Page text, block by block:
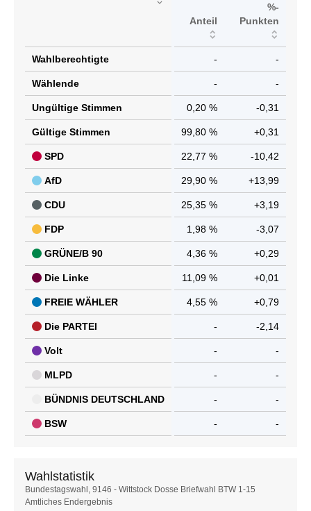
Anteil
%-
Punkten
Wahlberechtigte - -
Wählende - -
Ungültige Stimmen 0,20 % -0,31
Gültige Stimmen 99,80 % +0,31
SPD 22,77 % -10,42
AfD 29,90 % +13,99
CDU 25,35 % +3,19
FDP 1,98 % -3,07
GRÜNE/B 90 4,36 % +0,29
Die Linke 11,09 % +0,01
FREIE WÄHLER 4,55 % +0,79
Die PARTEI - -2,14
Volt - -
MLPD - -
BÜNDNIS DEUTSCHLAND - -
BSW - -
Wahlstatistik
Wahlstatistik
Bundestagswahl, 9146 - Wittstock Dosse Briefwahl BTW 1-15
Amtliches Endergebnis